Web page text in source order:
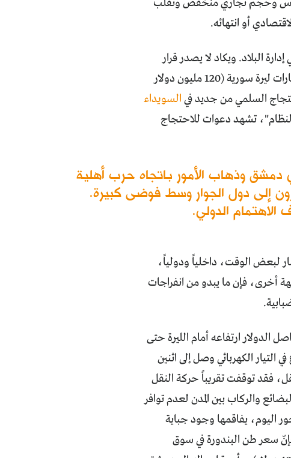
وحجم تجاري منخفض وتقلّب
أو انتهائه.
البلاد. ويكاد لا يصدر قرار
حكومي دون أن تتناوله ألسنة الناس بالنقد اللاذع، مثل تخصيص سبعة مليارات ليرة سورية (120 مليون دولار
السلمي من جديد في السويداء
تشهد دعوات للاحتجاج
وذهاب اﻷمور باتجاه حرب أهلية
إلى دول الجوار وسط فوضى كبيرة.
الدولي.
قد حرف الأبصار لبعض الوقت، داخلياً ودولياً،
أخرى، فإن ما يبدو من انفراجات
الدولار ارتفاعه أمام الليرة حتى
في التيار الكهربائي وصل إلى اثنين
فقد توقفت تقريباً حركة النقل
والركاب بين المدن لعدم توافر
اليوم، يفاقمها وجود جباية
سعر طن البندورة في سوق